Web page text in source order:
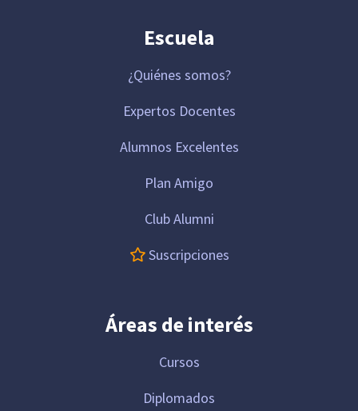
Escuela
¿Quiénes somos?
Expertos Docentes
Alumnos Excelentes
Plan Amigo
Club Alumni
Suscripciones
Áreas de interés
Cursos
Diplomados